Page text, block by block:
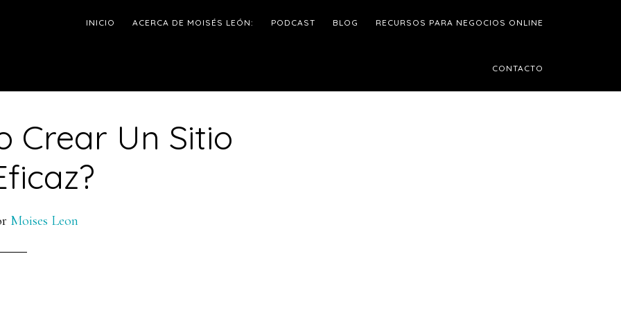
INICIO ACERCA DE MOISÉS LEÓN: PODCAST BLOG RECURSOS PARA NEGOCIOS ONLINE
CONTACTO
Crear Un Sitio
Moises Leon